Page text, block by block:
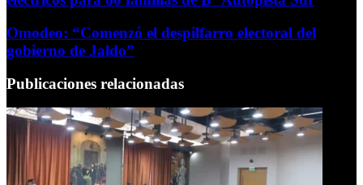
Omodeo: “Comenzó el despilfarro electoral del
gobierno de Jaldo”
Publicaciones relacionadas